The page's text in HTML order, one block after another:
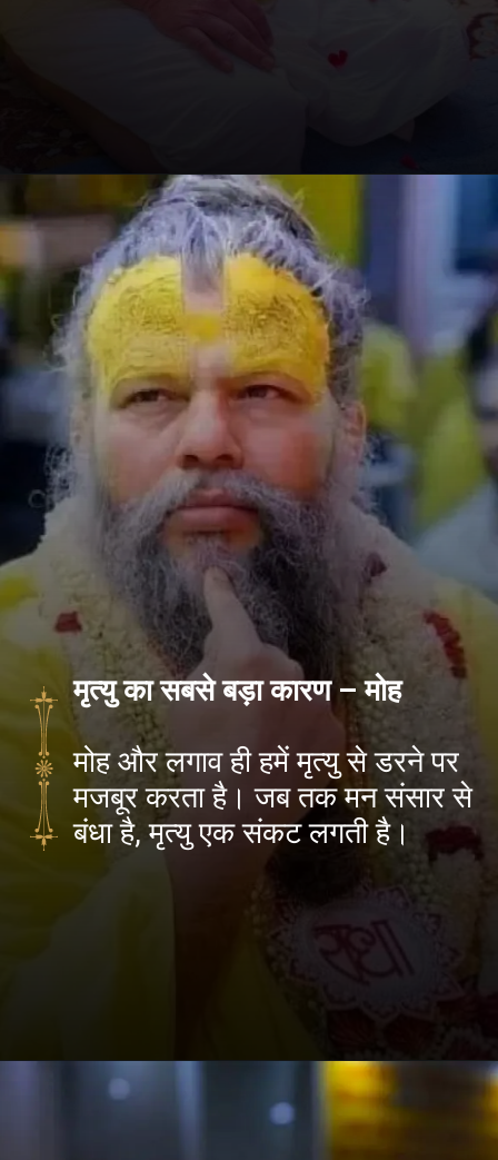
मृत्यु का सबसे बड़ा कारण – मोह
मोह और लगाव ही हमें मृत्यु से डरने पर
मजबूर करता है। जब तक मन संसार से
बंधा है, मृत्यु एक संकट लगती है।